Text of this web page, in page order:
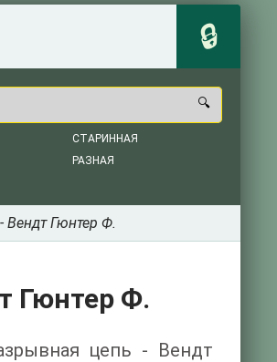
СТАРИННАЯ
РАЗНАЯ
Вендт Гюнтер Ф.
Гюнтер Ф.
цепь - Вендт